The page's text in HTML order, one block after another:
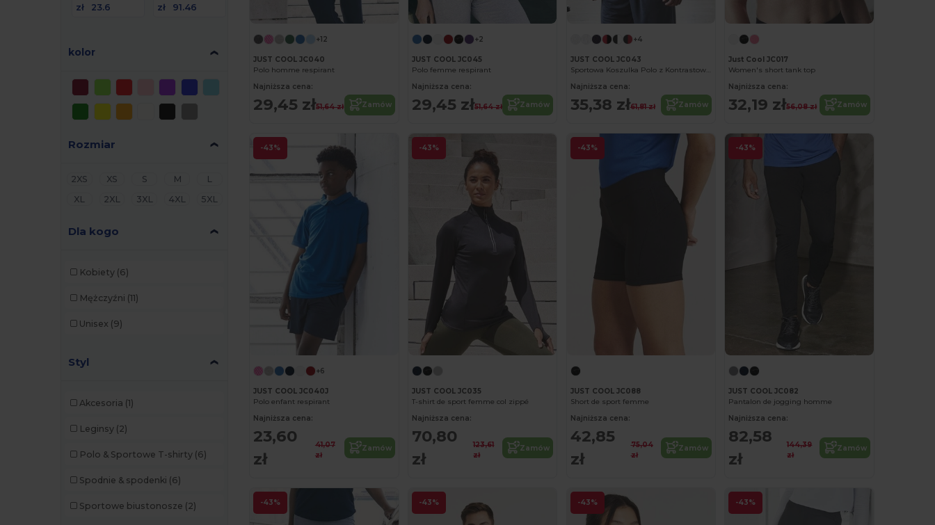
zł
zł
kolor
Rozmiar
2XS XS S M
L
XL
2XL 3XL 4XL 5XL
Dla kogo
Kobiety (6)
Mężczyźni (11)
Unisex (9)
Styl
Akcesoria (1)
Leginsy (2)
Polo & Sportowe T-shirty (6)
Spodnie & spodenki (6)
Sportowe biustonosze (2)
+12
JUST COOL JC040
Polo homme respirant
Najniższa cena:
29,45 zł51,64 zł Zamów
+2
JUST COOL JC045
Polo femme respirant
Najniższa cena:
29,45 zł51,64 zł Zamów
+4
JUST COOL JC043
Sportowa Koszulka Polo z Kontrastowymi Rękawami
Najniższa cena:
35,38 zł61,81 zł Zamów
Just Cool JC017
Women's short tank top
Najniższa cena:
32,19 zł56,08 zł Zamów
-43%
+6
JUST COOL JC040J
Polo enfant respirant
Najniższa cena:
23,60
zł
41,07
zł
Zamów
-43%
JUST COOL JC035
T-shirt de sport femme col zippé
Najniższa cena:
70,80
zł
123,61
zł
Zamów
-43%
JUST COOL JC088
Short de sport femme
Najniższa cena:
42,85
zł
75,04
zł
Zamów
-43%
JUST COOL JC082
Pantalon de jogging homme
Najniższa cena:
82,58
zł
144,39
zł
Zamów
-43% -43% -43% -43%